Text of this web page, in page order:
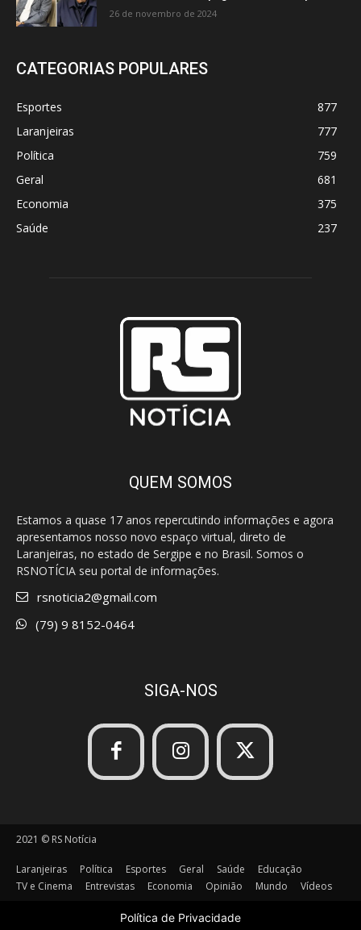
26 de novembro de 2024
CATEGORIAS POPULARES
Esportes
877
Laranjeiras
777
Política
759
Geral
681
Economia
375
Saúde
237
QUEM SOMOS
Estamos a quase 17 anos repercutindo informações e agora
apresentamos nosso novo espaço virtual, direto de
Laranjeiras, no estado de Sergipe e no Brasil. Somos o
RSNOTÍCIA seu portal de informações.
rsnoticia2@gmail.com
(79) 9 8152-0464
SIGA-NOS
2021 © RS Notícia
Laranjeiras Política Esportes Geral Saúde
Educação
TV e Cinema
Entrevistas Economia Opinião Mundo Vídeos
Política de Privacidade